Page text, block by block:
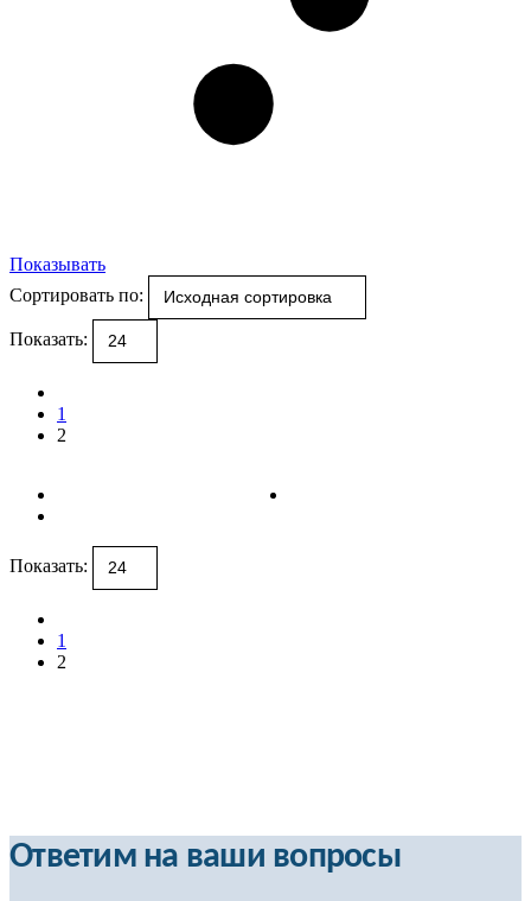
Показывать
Сортировать по:
Показать:
1
2
Показать:
1
2
Ответим на ваши вопросы